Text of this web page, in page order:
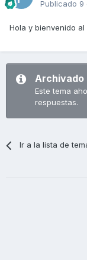
Publicado 9
Hola y bienvenido al
Archivado
Este tema
respuestas.
Ir a la lista de